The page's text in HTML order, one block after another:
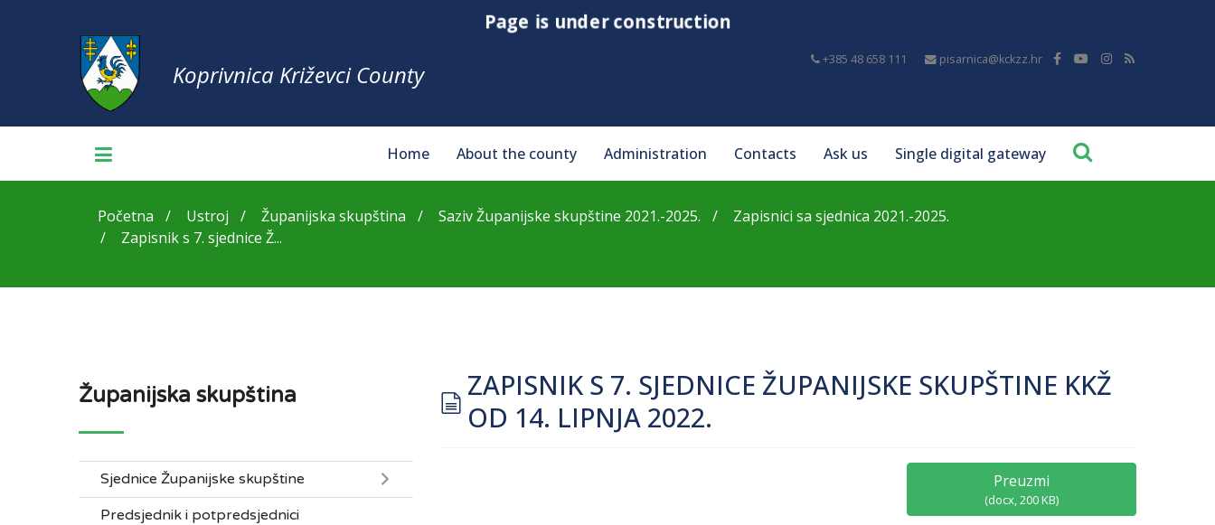
Page is under construction
+385 48 658 111 pisarnica@kckzz.hr
Koprivnica Križevci County
Home About the county Administration Contacts Ask us Single digital gateway
Početna Ustroj Županijska skupština Saziv Županijske skupštine 2021.-2025.
Zapisnici sa sjednica 2021.-2025.
Zapisnik s 7. sjednice Ž...
Županijska skupština
Sjednice Županijske skupštine
Predsjednik i potpredsjednici
document
ZAPISNIK S 7. SJEDNICE ŽUPANIJSKE SKUPŠTINE KKŽ
OD 14. LIPNJA 2022.
Preuzmi
(docx,200 KB)